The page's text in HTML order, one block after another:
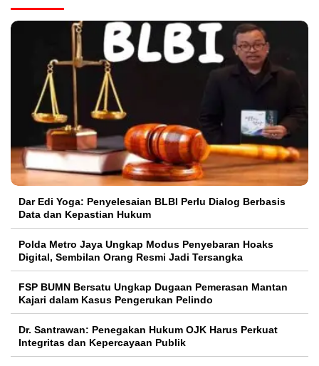
Dar Edi Yoga: Penyelesaian BLBI Perlu Dialog Berbasis
Data dan Kepastian Hukum
Polda Metro Jaya Ungkap Modus Penyebaran Hoaks
Digital, Sembilan Orang Resmi Jadi Tersangka
FSP BUMN Bersatu Ungkap Dugaan Pemerasan Mantan
Kajari dalam Kasus Pengerukan Pelindo
Dr. Santrawan: Penegakan Hukum OJK Harus Perkuat
Integritas dan Kepercayaan Publik